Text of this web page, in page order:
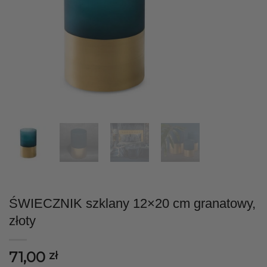
ŚWIECZNIK szklany 12×20 cm granatowy,
złoty
71,00 zł